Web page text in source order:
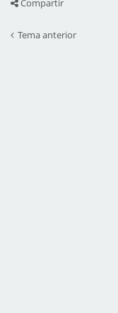
Compartir
Tema anterior